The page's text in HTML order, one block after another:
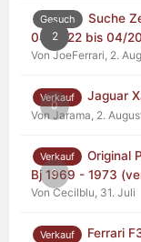
2
Gesuch
Suche
04/2022 bis 04/
Von JoeFerrari, 2.
0
Verkauf Jaguar
Von Jarama, 2.
0
Verkauf
Original
Bj 1969 - 1973
Von Cecilblu, 31. Juli
Verkauf
Ferrari